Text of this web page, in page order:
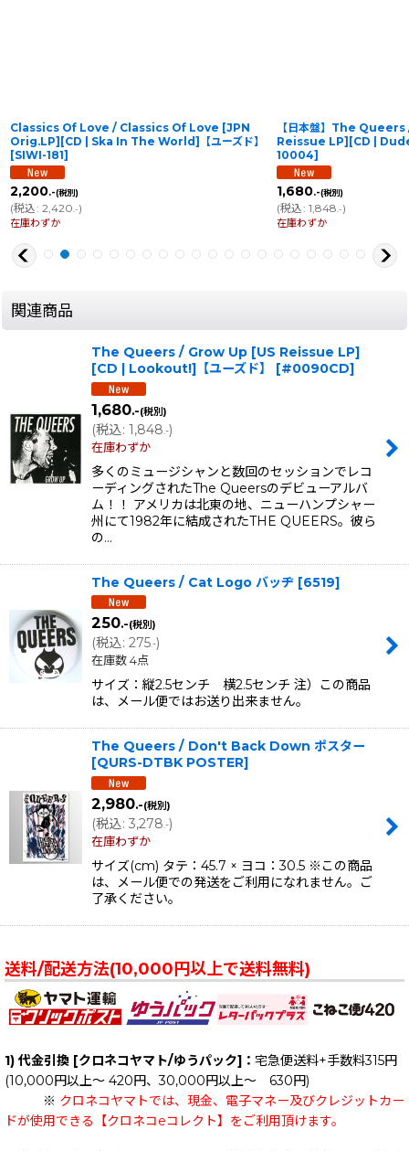
【日本盤】The Queers / Beat Off [JPN
Reissue LP][CD | Dude]【ユーズド】 [DDCD-
10004]
1,680.-(税別)
(税込 : 1,848
在庫わずか
【日本盤】
Everything [JPN
【ユーズド】
2,980.-(税別)
(税込: 3,278
在庫わずか
関連商品
The Queers / Grow Up [US Reissue LP]
[CD | Lookout!]【ユーズド】
[#0090CD]
1,680.-(税別)
(税込: 1,848.-)
在庫わずか
多くのミュージシャンと数回のセッションでレコ
ーディングされたThe Queersのデビューアルバ
ム！！ アメリカは北東の地、ニューハンプシャー
州にて1982年に結成されたTHE QUEERS。彼ら
の…
The Queers / Cat Logo バッヂ [6519]
250.-(税別)
(税込: 275.-)
在庫数 4点
サイズ：縦2.5センチ 横2.5センチ 注）この商品
は、メール便ではお送り出来ません。
The Queers / Don't Back Down ポスター
[QURS-DTBK POSTER]
2,980.-(税別)
(税込: 3,278.-)
在庫わずか
サイズ(cm) タテ：45.7 × ヨコ：30.5 ※この商品
は、メール便での発送をご利用になれません。ご
了承ください。
送料/配送方法(10,000円以上で送料無料)
1) 代金引換 [クロネコヤマト/ゆうパック]： 宅急便送料+手数料315円
(10,000円以上～ 420円、30,000円以上～ 630円)
※ クロネコヤマトでは、現金、電子マネー及びクレジットカー
ドが使用できる【クロネコeコレクト】をご利用頂けます。